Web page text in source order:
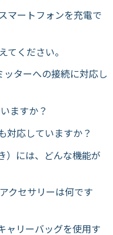
マートフォンを充電で
ください。
ターへの接続に対応し
ますか？
対応していますか？
）には、どんな機能が
クセサリーは何です
ャリーバッグを使用す